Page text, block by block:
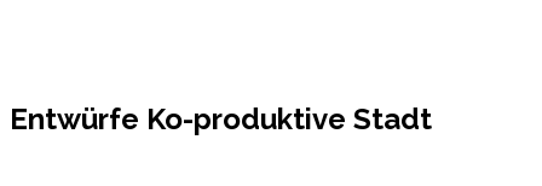
Entwürfe Ko-produktive Stadt